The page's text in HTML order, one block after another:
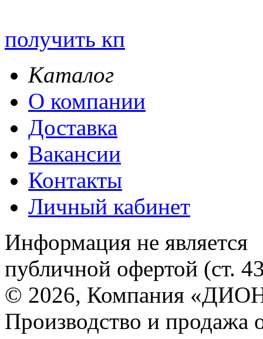
получить кп
Каталог
О компании
Доставка
Вакансии
Контакты
Личный кабинет
Информация не является
публичной офертой (ст.
© 2026, Компания
Производство и продажа